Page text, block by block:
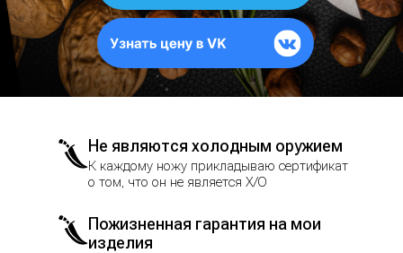
Не являются холодным оружием
К каждому ножу прикладываю сертификат
о том, что он не является Х/О
Пожизненная гарантия на мои
изделия